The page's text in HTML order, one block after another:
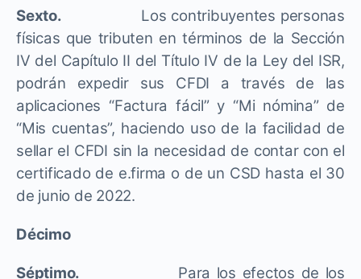
Sexto. Los contribuyentes personas
físicas que tributen en términos de la Sección
IV del Capítulo II del Título IV de la Ley del ISR,
podrán expedir sus CFDI a través de las
aplicaciones “Factura fácil” y “Mi nómina” de
“Mis cuentas”, haciendo uso de la facilidad de
sellar el CFDI sin la necesidad de contar con el
certificado de e.firma o de un CSD hasta el 30
de junio de 2022.
Décimo
Séptimo. Para los efectos de los